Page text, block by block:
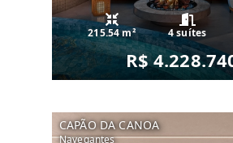
215.54 m² 4 suítes
R$
CAPÃO DA CANOA
Navegantes